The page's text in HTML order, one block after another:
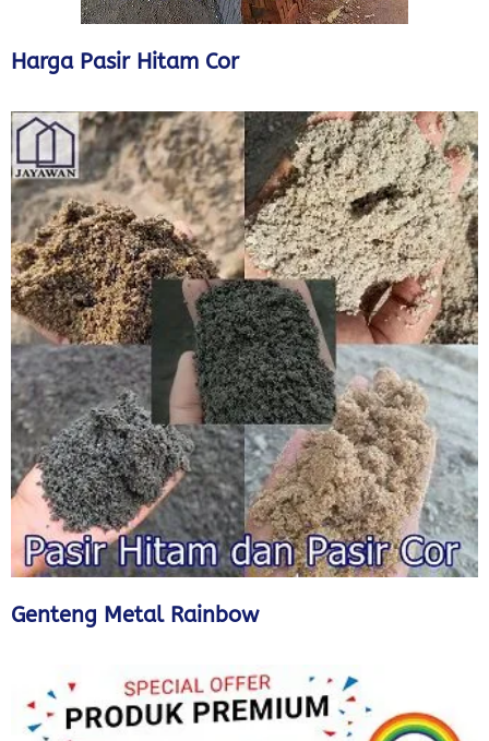
Harga Pasir Hitam Cor
Genteng Metal Rainbow